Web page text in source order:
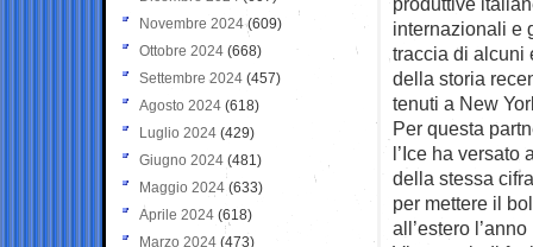
internazionali e
traccia di alcuni
della storia
tenuti a New
Per questa
l’Ice ha versato
della stessa
per mettere il
all’estero
Novembre 2024(609)
Ottobre 2024 (668)
Settembre 2024 (457)
Agosto 2024 (618)
Luglio 2024 (429)
Giugno 2024 (481)
Maggio 2024 (633)
Aprile 2024 (618)
Marzo 2024 (473)